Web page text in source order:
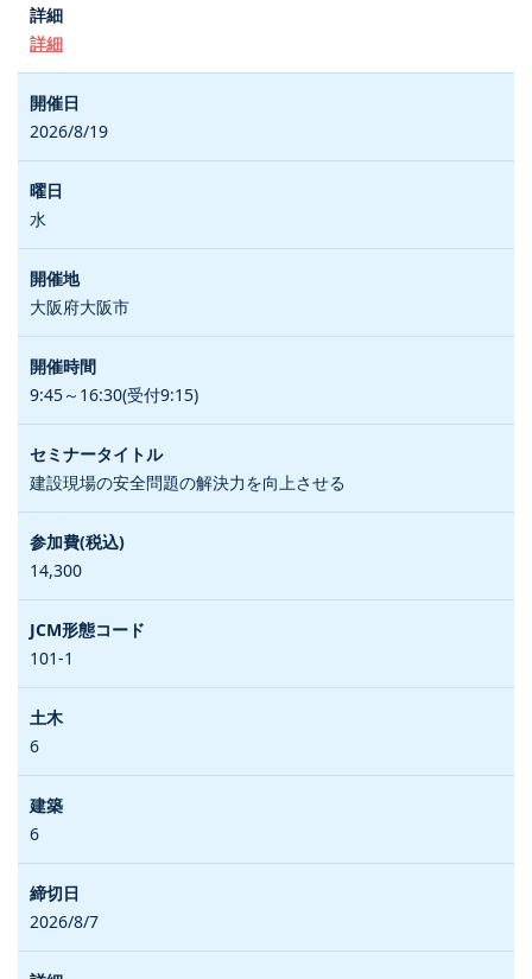
詳細
2026/8/19
水
大阪府大阪市
9:45～16:30(受付9:15)
建設現場の安全問題の解決力を向上させる
14,300
101-1
6
6
2026/8/7